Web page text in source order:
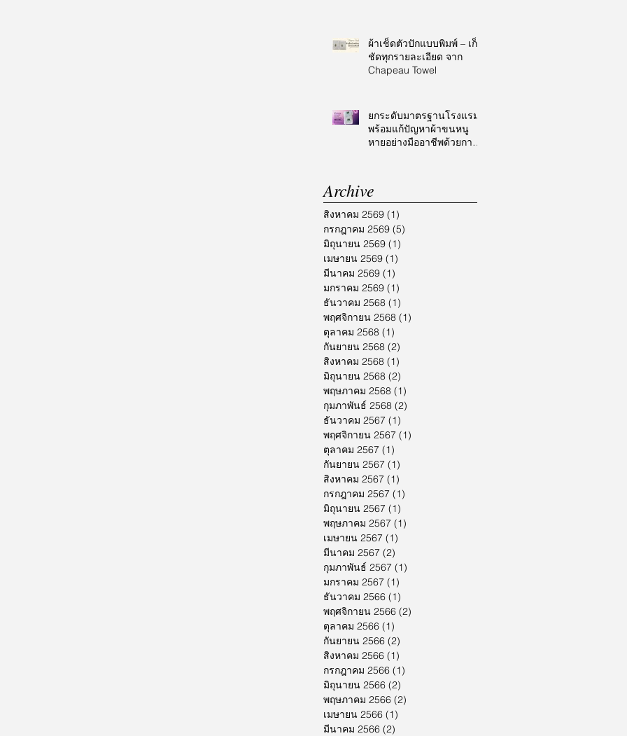
ผ้าเช็ดตัวปักแบบพิมพ์ – เก็บ
ชัดทุกรายละเอียด จาก
Chapeau Towel
ยกระดับมาตรฐานโรงแรม
พร้อมแก้ปัญหาผ้าขนหนู
หายอย่างมืออาชีพด้วยการ
Archive
สิงหาคม 2569 (1)
กรกฎาคม 2569 (5)
มิถุนายน 2569 (1)
เมษายน 2569 (1)
มีนาคม 2569 (1)
มกราคม 2569 (1)
ธันวาคม 2568 (1)
พฤศจิกายน 2568 (1)
ตุลาคม 2568 (1)
กันยายน 2568 (2)
สิงหาคม 2568 (1)
มิถุนายน 2568 (2)
พฤษภาคม 2568 (1)
กุมภาพันธ์ 2568 (2)
ธันวาคม 2567 (1)
พฤศจิกายน 2567 (1)
ตุลาคม 2567 (1)
กันยายน 2567 (1)
สิงหาคม 2567 (1)
กรกฎาคม 2567 (1)
มิถุนายน 2567 (1)
พฤษภาคม 2567 (1)
เมษายน 2567 (1)
มีนาคม 2567 (2)
กุมภาพันธ์ 2567 (1)
มกราคม 2567 (1)
ธันวาคม 2566 (1)
พฤศจิกายน 2566 (2)
ตุลาคม 2566 (1)
กันยายน 2566 (2)
สิงหาคม 2566 (1)
กรกฎาคม 2566 (1)
มิถุนายน 2566 (2)
พฤษภาคม 2566 (2)
เมษายน 2566 (1)
มีนาคม 2566 (2)